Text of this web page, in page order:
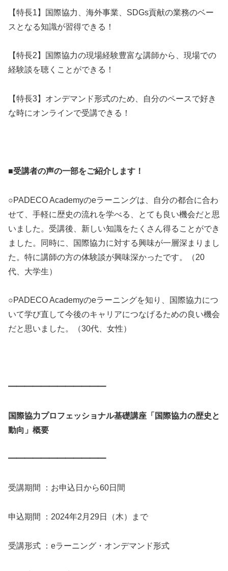
【特長1】国際協力、海外事業、SDGs貢献の業務のベー
スとなる知識が習得できる！
【特長2】国際協力の現場経験豊富な講師から、現場での
経験談を聴くことができる！
【特長3】オンデマンド形式のため、自分のペースで好き
な時にオンラインで受講できる！
■受講者の声の一部をご紹介します！
○PADECO Academyのeラーニングは、自分の都合に合わ
せて、手軽に歴史の流れを学べる、とても良い機会だと思
いました。受講後、新しい知識をたくさん得ることができ
ました。同時に、国際協力に対する興味が一層深まりまし
た。特に講師の方の体験談が興味深かったです。（20
代、大学生）
○PADECO Academyのeラーニングを知り、国際協力につ
いて学び直して今後のキャリアにつなげるための良い機会
だと思いました。（30代、女性）
━━━━━━━━━━━━
国際協力プロフェッショナル基礎講座「国際協力の歴史と
動向」概要
━━━━━━━━━━━━
受講期間 ：お申込日から60日間
申込期間 ：2024年2月29日（木）まで
受講形式 ：eラーニング・オンデマンド形式